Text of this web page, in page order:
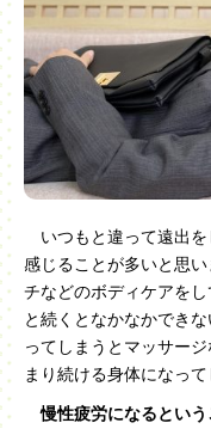
いつもと違って遠出を
感じることが多いと思
チなどのボディケアを
と続くとなかなかでき
ってしまうとマッサー
まり続ける身体になって
慢性疲労になるとい